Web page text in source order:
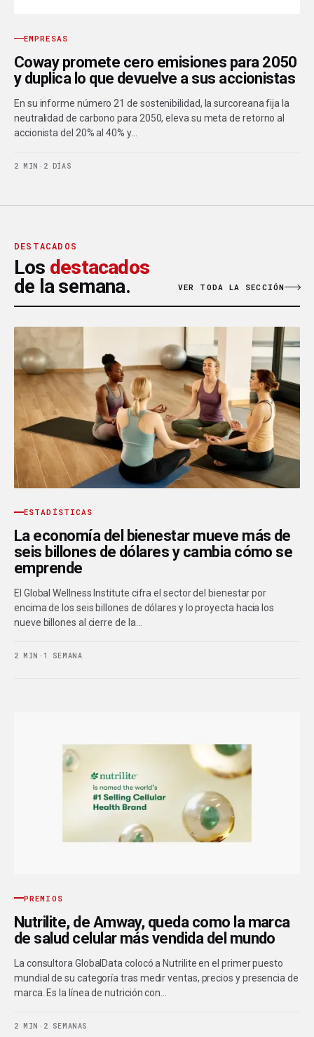
EMPRESAS
Coway promete cero emisiones para 2050
y duplica lo que devuelve a sus accionistas
En su informe número 21 de sostenibilidad, la surcoreana fija la
neutralidad de carbono para 2050, eleva su meta de retorno al
accionista del 20% al 40% y…
2 MIN · 2 DÍAS
DESTACADOS
Los destacados
de la semana.
VER TODA LA SECCIÓN
ESTADÍSTICAS
La economía del bienestar mueve más de
seis billones de dólares y cambia cómo se
emprende
El Global Wellness Institute cifra el sector del bienestar por
encima de los seis billones de dólares y lo proyecta hacia los
nueve billones al cierre de la…
2 MIN · 1 SEMANA
PREMIOS
Nutrilite, de Amway, queda como la marca
de salud celular más vendida del mundo
La consultora GlobalData colocó a Nutrilite en el primer puesto
mundial de su categoría tras medir ventas, precios y presencia de
marca. Es la línea de nutrición con…
2 MIN · 2 SEMANAS